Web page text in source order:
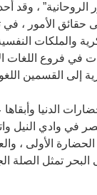
الروحانية” ، وقد
حقائق الأمور ، في
والملكات
في فروع اللغات
إلى القسمين
الدنيا
في وادي النيل
الحضارة الأولى
تمثل الصلة